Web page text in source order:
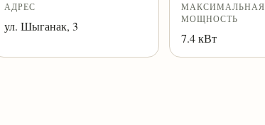
АДРЕС
ул. Шыганак, 3
МАКСИМАЛЬНАЯ
МОЩНОСТЬ
7.4 кВт